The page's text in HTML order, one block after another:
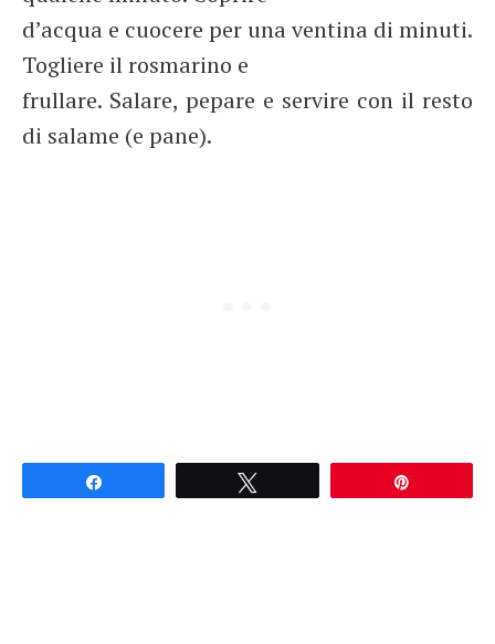
d’acqua e cuocere per una ventina di minuti.
Togliere il rosmarino e
frullare. Salare, pepare e servire con il resto
di salame (e pane).